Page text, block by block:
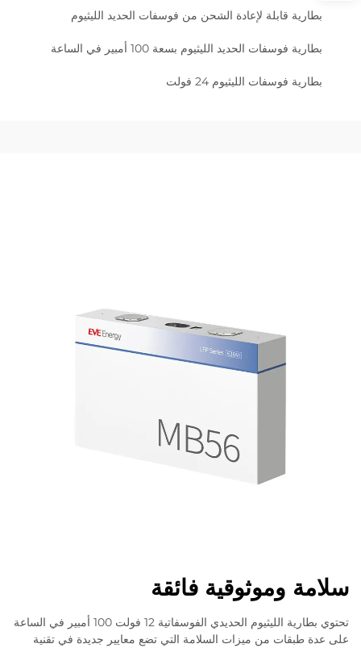
بطارية قابلة لإعادة الشحن من فوسفات الحديد الليثيوم
بطارية فوسفات الحديد الليثيوم بسعة 100 أمبير في الساعة
بطارية فوسفات الليثيوم 24 فولت
سلامة وموثوقية فائقة
تحتوي بطارية الليثيوم الحديدي الفوسفاتية 12 فولت 100 أمبير في الساعة
على عدة طبقات من ميزات السلامة التي تضع معايير جديدة في تقنية